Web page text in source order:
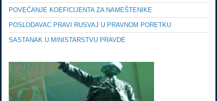
POVEĆANJE KOEFICIJENTA ZA NAMEŠTENIKE
POSLODAVAC PRAVI RUSVAJ U PRAVNOM PORETKU
SASTANAK U MINISTARSTVU PRAVDE